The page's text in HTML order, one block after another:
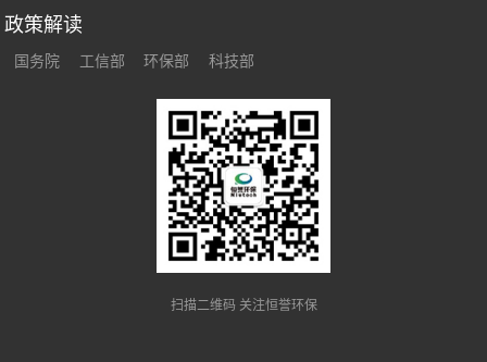
政策解读
国务院 工信部 环保部 科技部
扫描二维码 关注恒誉环保